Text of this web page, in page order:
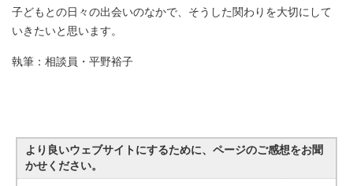
子どもとの日々の出会いのなかで、そうした関わりを大切にして
いきたいと思います。
執筆：相談員・平野裕子
より良いウェブサイトにするために、ページのご感想をお聞
かせください。